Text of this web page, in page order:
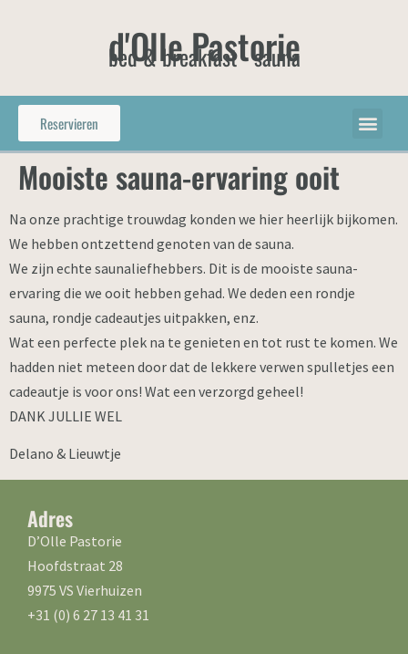
d'Olle Pastorie
bed & breakfast - sauna
Reservieren
Mooiste sauna-ervaring ooit
Na onze prachtige trouwdag konden we hier heerlijk bijkomen.
We hebben ontzettend genoten van de sauna.
We zijn echte saunaliefhebbers. Dit is de mooiste sauna-
ervaring die we ooit hebben gehad. We deden een rondje
sauna, rondje cadeautjes uitpakken, enz.
Wat een perfecte plek na te genieten en tot rust te komen. We
hadden niet meteen door dat de lekkere verwen spulletjes een
cadeautje is voor ons! Wat een verzorgd geheel!
DANK JULLIE WEL
Delano & Lieuwtje
Adres
D’Olle Pastorie
Hoofdstraat 28
9975 VS Vierhuizen
+31 (0) 6 27 13 41 31